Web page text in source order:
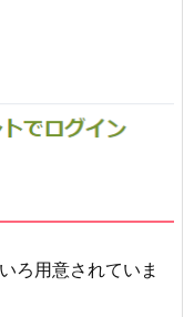
ろ用意されていま